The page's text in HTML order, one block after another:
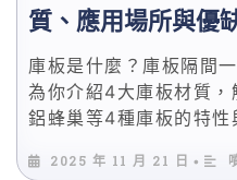
質、應用場所與優
庫板是什麼？庫板隔間
為你介紹4大庫板材質，
鋁蜂巢等4種庫板的特性
對了！
2025 年 11 月 21 日 •